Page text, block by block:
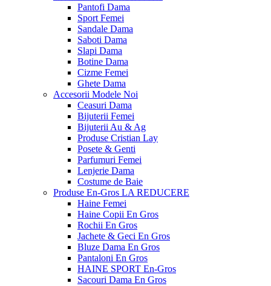
Pantofi Dama
Sport Femei
Sandale Dama
Saboti Dama
Slapi Dama
Botine Dama
Cizme Femei
Ghete Dama
Accesorii Modele Noi
Ceasuri Dama
Bijuterii Femei
Bijuterii Au & Ag
Produse Cristian Lay
Posete & Genti
Parfumuri Femei
Lenjerie Dama
Costume de Baie
Produse En-Gros LA REDUCERE
Haine Femei
Haine Copii En Gros
Rochii En Gros
Jachete & Geci En Gros
Bluze Dama En Gros
Pantaloni En Gros
HAINE SPORT En-Gros
Sacouri Dama En Gros